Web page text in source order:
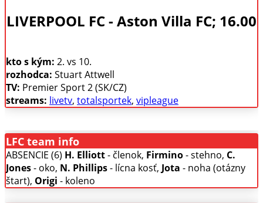
LIVERPOOL FC - Aston Villa FC; 16.00
kto s kým: 2. vs 10.
rozhodca: Stuart Attwell
TV: Premier Sport 2 (SK/CZ)
streams: livetv, totalsportek, vipleague
LFC team info
ABSENCIE (6) H. Elliott- členok, Firmino- stehno, C.
Jones- oko, N. Phillips- lícna kosť, Jota - noha (otázny
štart), Origi - koleno